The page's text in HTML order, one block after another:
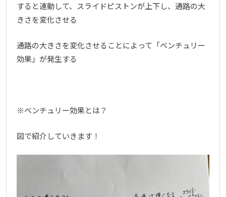
すると連動して、スライドピストンが上下し、通路の大
きさを変化させる
通路の大きさを変化させることによって「ベンチュリー
効果」が発生する
※ベンチュリー効果とは？
図で紹介していきます！